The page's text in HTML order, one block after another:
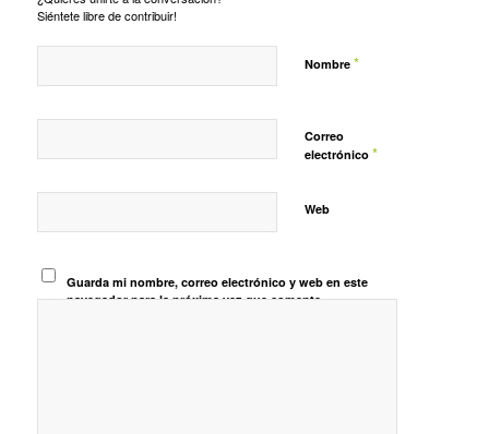
Siéntete libre de contribuir!
Nombre *
Correo
electrónico *
Web
Guarda mi nombre, correo electrónico y web en este
navegador para la próxima vez que comente.